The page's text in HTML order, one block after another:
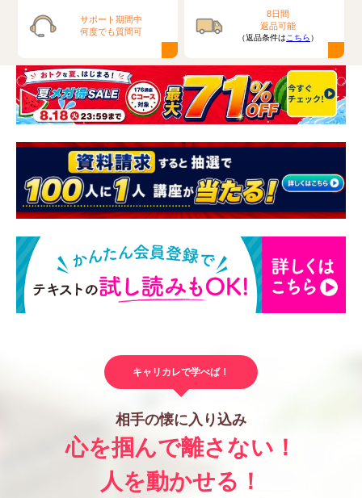
サポート期間中
何度でも質問可
8日間
返品可能
（返品条件は こちら）
キャリカレで学べば！
相手の懐に入り込み
心を掴んで離さない！
人を動かせる！